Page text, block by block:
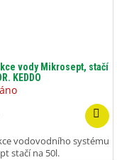
vody Mikrosept, stačí
KEDDO
vodovodního systému
stačí na 50l.